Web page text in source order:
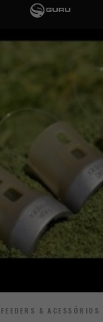
FEEDERS & ACESSÓRIOS